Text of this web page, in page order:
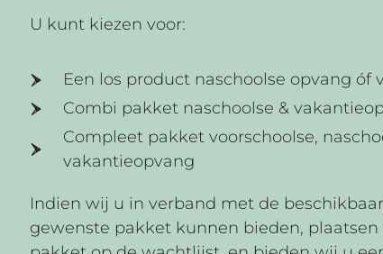
U kunt kiezen voor:
Een los product naschoolse opvang óf
Combi pakket naschoolse &
Compleet pakket voorschoolse,
vakantieopvang
Indien wij u in verband met de
gewenste pakket kunnen bieden,